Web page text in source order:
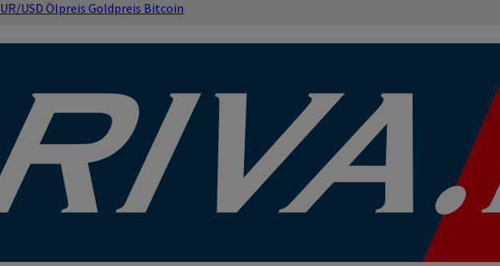
USD Ölpreis Goldpreis Bitcoin